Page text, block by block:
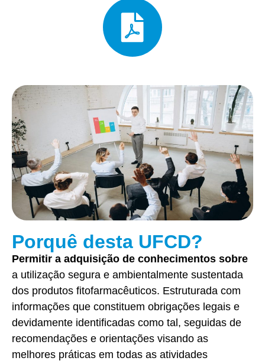
Porquê desta UFCD?
Permitir a adquisição de conhecimentos sobre
a utilização segura e ambientalmente sustentada
dos produtos fitofarmacêuticos. Estruturada com
informações que constituem obrigações legais e
devidamente identificadas como tal, seguidas de
recomendações e orientações visando as
melhores práticas em todas as atividades